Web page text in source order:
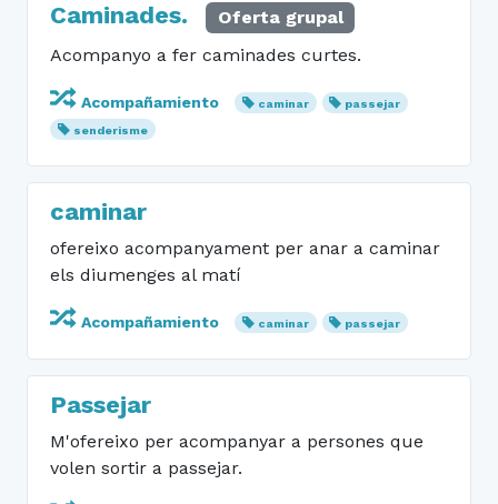
Caminades.
Oferta grupal
Acompanyo a fer caminades curtes.
Acompañamiento caminar
passejar
senderisme
caminar
ofereixo acompanyament per anar a caminar
els diumenges al matí
Acompañamiento caminar passejar
Passejar
M'ofereixo per acompanyar a persones que
volen sortir a passejar.